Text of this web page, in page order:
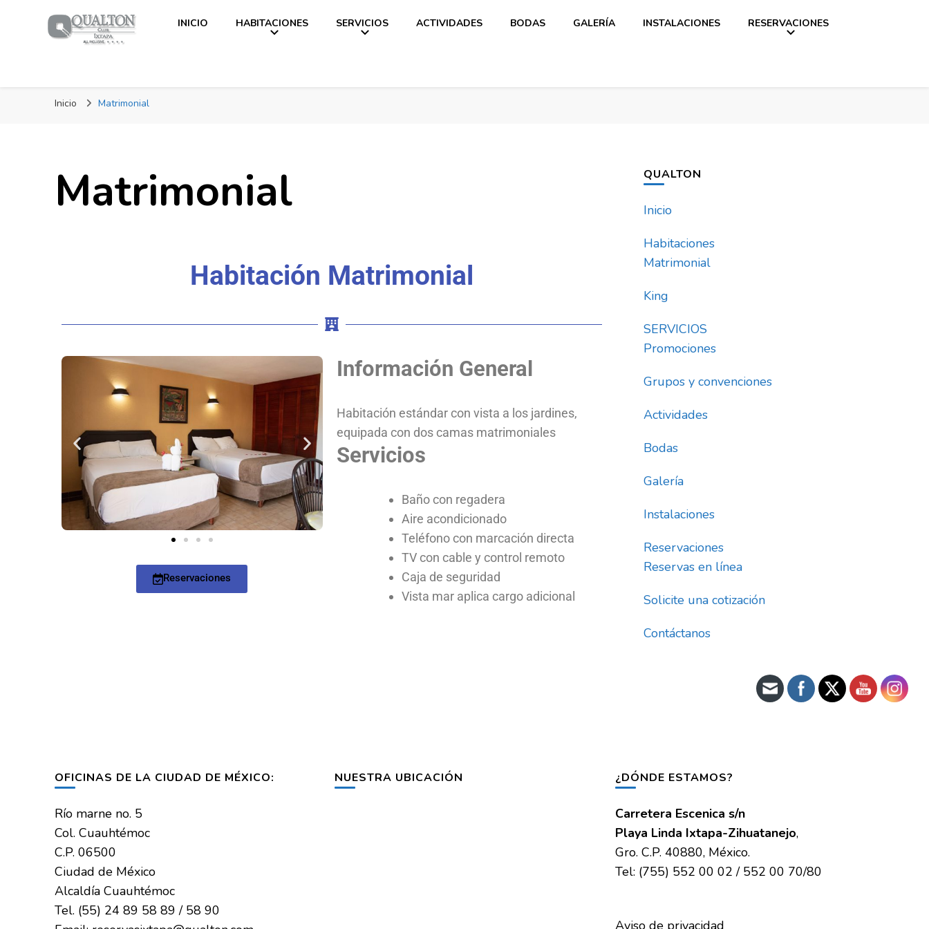
INICIO HABITACIONES SERVICIOS ACTIVIDADES BODAS GALERÍA INSTALACIONES RESERVACIONES
Inicio Matrimonial
Matrimonial
Habitación Matrimonial
Reservaciones
Información General
Habitación estándar con vista a los jardines,
equipada con dos camas matrimoniales
Servicios
Baño con regadera
Aire acondicionado
Teléfono con marcación directa
TV con cable y control remoto
Caja de seguridad
Vista mar aplica cargo adicional
QUALTON
Inicio
Habitaciones
Matrimonial
King
SERVICIOS
Promociones
Grupos y convenciones
Actividades
Bodas
Galería
Instalaciones
Reservaciones
Reservas en línea
Solicite una cotización
Contáctanos
OFICINAS DE LA CIUDAD DE MÉXICO:
Río marne no. 5
Col. Cuauhtémoc
C.P. 06500
Ciudad de México
Alcaldía Cuauhtémoc
Tel. (55) 24 89 58 89 / 58 90
NUESTRA UBICACIÓN ¿DÓNDE ESTAMOS?
Carretera Escenica s/n
Playa Linda Ixtapa-Zihuatanejo,
Gro. C.P. 40880, México.
Tel: (755) 552 00 02 / 552 00 70/80
Aviso de privacidad